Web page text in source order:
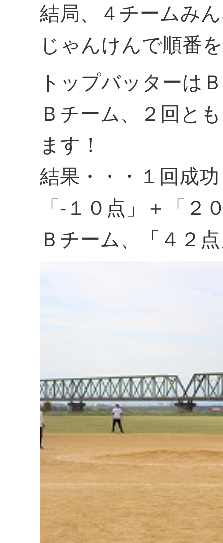
結局、４チームみ
じゃんけんで順番
トップバッターは
Ｂチーム、２回と
ます！
結果・・・１回成
「-１０点」＋「２
Ｂチーム、「４２